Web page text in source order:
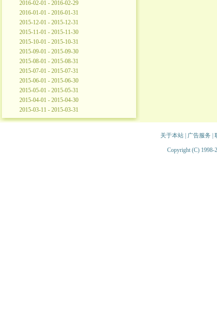
2016-02-01 - 2016-02-29
2016-01-01 - 2016-01-31
2015-12-01 - 2015-12-31
2015-11-01 - 2015-11-30
2015-10-01 - 2015-10-31
2015-09-01 - 2015-09-30
2015-08-01 - 2015-08-31
2015-07-01 - 2015-07-31
2015-06-01 - 2015-06-30
2015-05-01 - 2015-05-31
2015-04-01 - 2015-04-30
2015-03-11 - 2015-03-31
关于本站| 广告服务
Copyright (C) 1998-